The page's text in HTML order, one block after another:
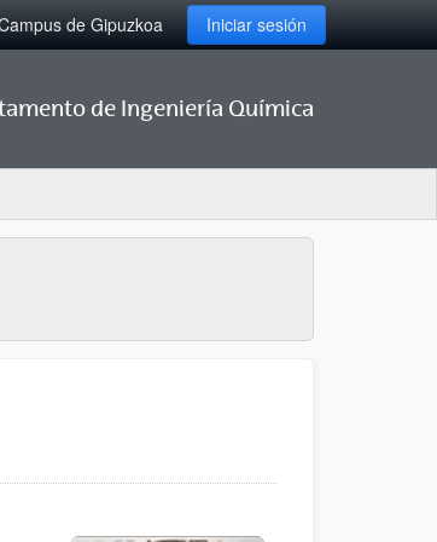
de Gipuzkoa Iniciar sesión
de Ingeniería Química